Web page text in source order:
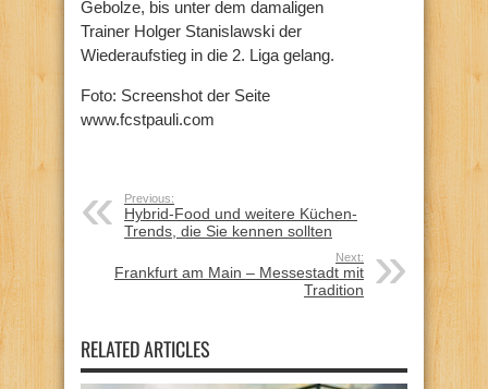
Gebolze, bis unter dem damaligen
Trainer Holger Stanislawski der
Wiederaufstieg in die 2. Liga gelang.
Foto: Screenshot der Seite
www.fcstpauli.com
Previous:
Hybrid-Food und weitere Küchen-
Trends, die Sie kennen sollten
Next:
Frankfurt am Main – Messestadt mit
Tradition
RELATED ARTICLES